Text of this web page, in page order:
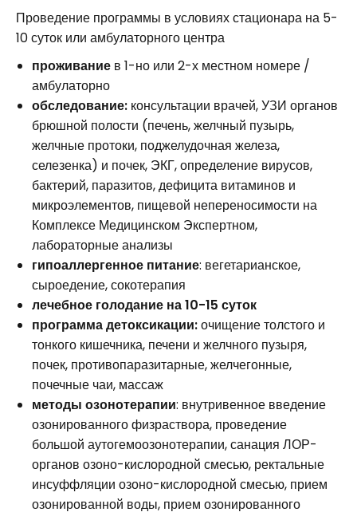
Проведение программы в условиях стационара на 5-
10 суток или амбулаторного центра
проживание в 1-но или 2-х местном номере /
амбулаторно
обследование: консультации врачей, УЗИ органов
брюшной полости (печень, желчный пузырь,
желчные протоки, поджелудочная железа,
селезенка) и почек, ЭКГ, определение вирусов,
бактерий, паразитов, дефицита витаминов и
микроэлементов, пищевой непереносимости на
Комплексе Медицинском Экспертном,
лабораторные анализы
гипоаллергенное питание: вегетарианское,
сыроедение, сокотерапия
лечебное голодание на 10-15 суток
программа детоксикации:очищение толстого и
тонкого кишечника, печени и желчного пузыря,
почек, противопаразитарные, желчегонные,
почечные чаи, массаж
методы озонотерапии: внутривенное введение
озонированного физраствора, проведение
большой аутогемоозонотерапии, санация ЛОР-
органов озоно-кислородной смесью, ректальные
инсуффляции озоно-кислородной смесью, прием
озонированной воды, прием озонированного